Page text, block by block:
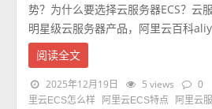
势？为什么要选择云服务器ECS？云
明星级云服务器产品，阿里云百科
阅读全文
2025年12月19日 5 views 0
里云ECS怎么样
阿里云ECS特点 阿里云